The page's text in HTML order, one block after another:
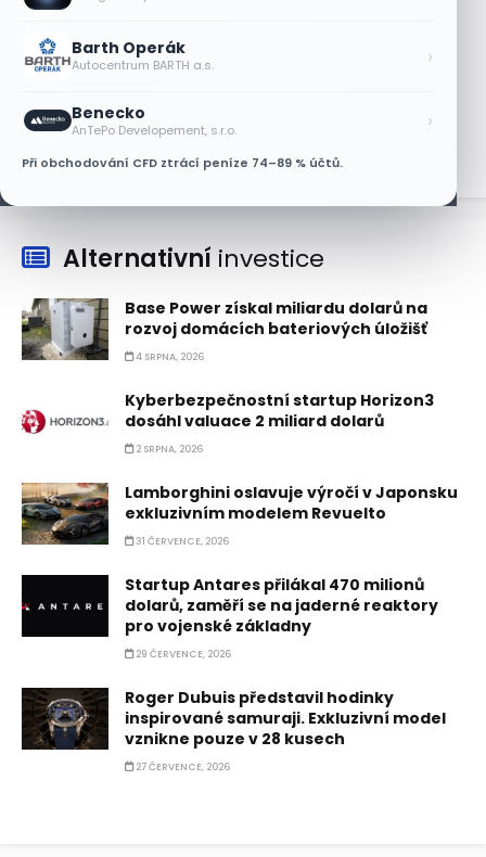
Barth Operák
Autocentrum BARTH a.s. ›
Benecko
AnTePo Developement, s.r.o. ›
Při obchodování CFD ztrácí peníze 74–89 % účtů.
Lisa Su zlehčuje Muskův závazek vůči
6 SRPNA, 2026
Alternativní investice
Base Power získal miliardu dolarů na
rozvoj domácích bateriových úložišť
4 SRPNA, 2026
Kyberbezpečnostní startup Horizon3
dosáhl valuace 2 miliard dolarů
2 SRPNA, 2026
Lamborghini oslavuje výročí v Japonsku
exkluzivním modelem Revuelto
31 ČERVENCE, 2026
Startup Antares přilákal 470 milionů
dolarů, zaměří se na jaderné reaktory
pro vojenské základny
29 ČERVENCE, 2026
Roger Dubuis představil hodinky
inspirované samuraji. Exkluzivní model
vznikne pouze v 28 kusech
27 ČERVENCE, 2026